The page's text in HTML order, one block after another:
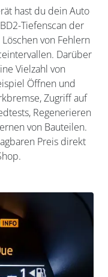
hast du dein Auto
Tiefenscan der
von Fehlern
Darüber
Vielzahl von
Öffnen und
Zugriff auf
Regenerieren
von Bauteilen.
Preis direkt